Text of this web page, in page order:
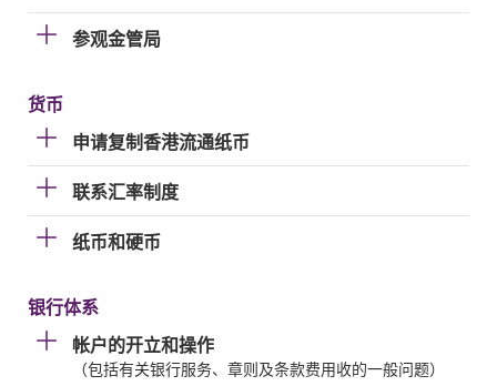
参观金管局
货币
申请复制香港流通纸币
联系汇率制度
纸币和硬币
银行体系
帐户的开立和操作
（包括有关银行服务、章则及条款费用收的一般问题）